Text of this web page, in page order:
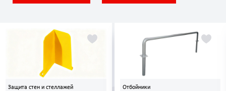
Защита стен и стеллажей Отбойники